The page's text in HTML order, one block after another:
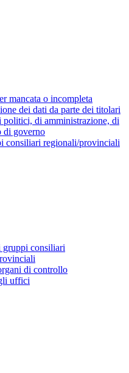
mancata o incompleta
dei dati da parte dei titolari
politici, di amministrazione, di
di governo
consiliari regionali/provinciali
gruppi consiliari
di controllo
uffici